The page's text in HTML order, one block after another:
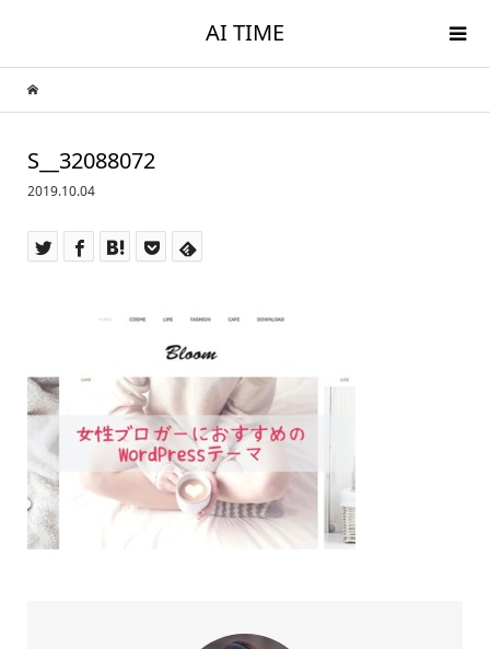
AI TIME
S__32088072
2019.10.04